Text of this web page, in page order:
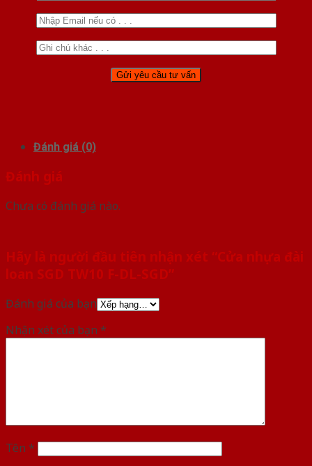
Đánh giá (0)
Đánh giá
Chưa có đánh giá nào.
Hãy là người đầu tiên nhận xét “Cửa nhựa đài
loan SGD TW10 F-DL-SGD”
Đánh giá của bạn
Nhận xét của bạn *
Tên *